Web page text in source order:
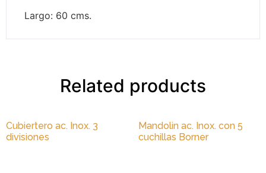
Largo: 60 cms.
Related products
Cubiertero ac. Inox. 3
divisiones
Mandolin ac. Inox. con 5
cuchillas Borner